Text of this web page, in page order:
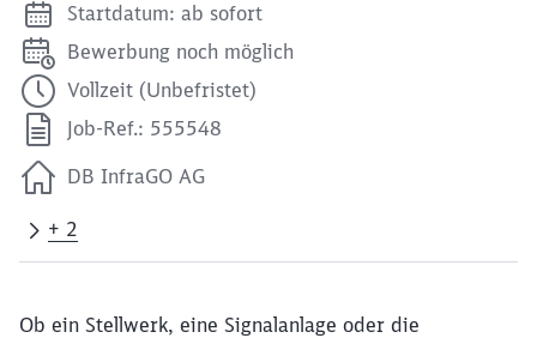
Startdatum: ab sofort
Bewerbung noch möglich
Vollzeit (Unbefristet)
Job-Ref.: 555548
DB InfraGO AG
+ 2
Ob ein Stellwerk, eine Signalanlage oder die